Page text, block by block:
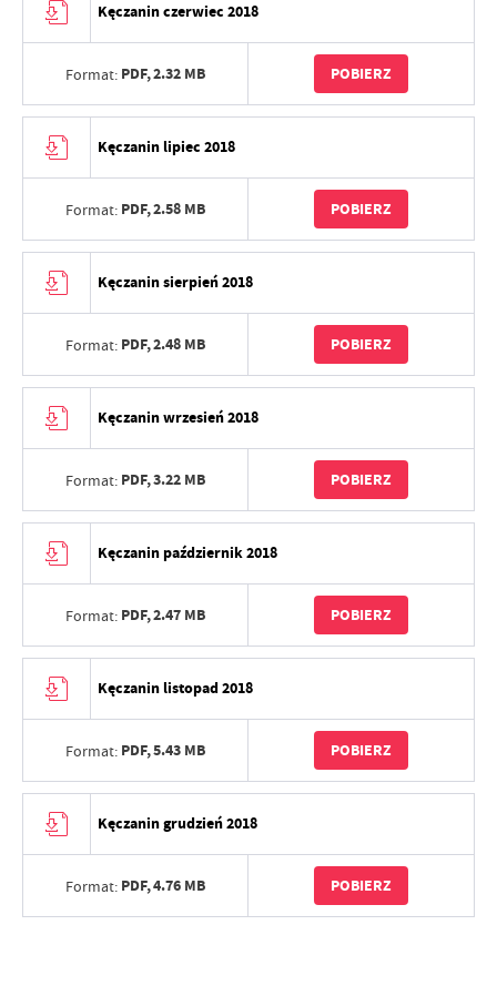
Kęczanin czerwiec 2018
Format: PDF,2.32 MB POBIERZ
Kęczanin lipiec 2018
Format: PDF,2.58 MB POBIERZ
Kęczanin sierpień 2018
Format: PDF,2.48 MB POBIERZ
Kęczanin wrzesień 2018
Format: PDF,3.22 MB POBIERZ
Kęczanin październik 2018
Format: PDF,2.47 MB POBIERZ
Kęczanin listopad 2018
Format: PDF,5.43 MB POBIERZ
Kęczanin grudzień 2018
Format: PDF,4.76 MB POBIERZ